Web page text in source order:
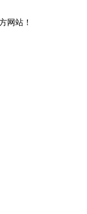
网站！